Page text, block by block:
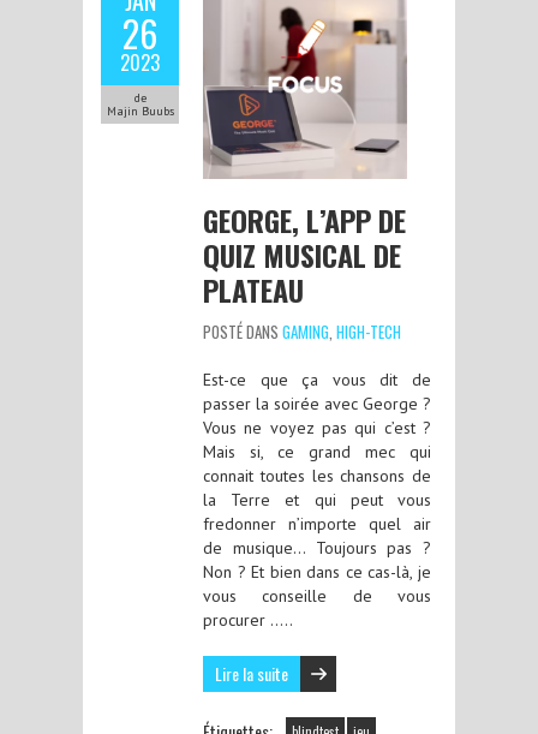
26
2023
de
Majin Buubs
GEORGE, L’APP DE
QUIZ MUSICAL DE
PLATEAU
POSTÉ DANS GAMING HIGH-TECH
Est-ce que ça vous dit de
passer la soirée avec George ?
Vous ne voyez pas qui c’est ?
Mais si, ce grand mec qui
connait toutes les chansons de
la Terre et qui peut vous
fredonner n’importe quel air
de musique… Toujours pas ?
Non ? Et bien dans ce cas-là, je
vous conseille de vous
procurer …..
Lire la suite